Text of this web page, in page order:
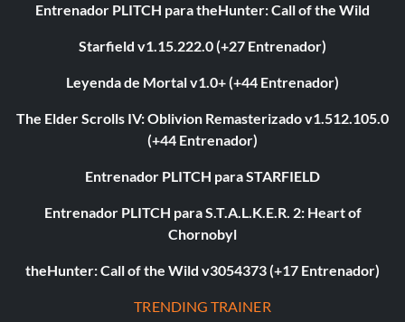
Entrenador PLITCH para theHunter: Call of the Wild
Starfield v1.15.222.0 (+27 Entrenador)
Leyenda de Mortal v1.0+ (+44 Entrenador)
The Elder Scrolls IV: Oblivion Remasterizado v1.512.105.0
(+44 Entrenador)
Entrenador PLITCH para STARFIELD
Entrenador PLITCH para S.T.A.L.K.E.R. 2: Heart of
Chornobyl
theHunter: Call of the Wild v3054373 (+17 Entrenador)
TRENDING TRAINER